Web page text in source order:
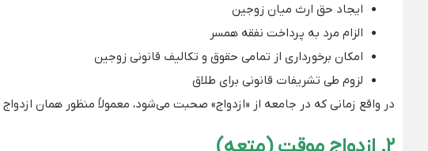
ایجاد حق ارث میان زوجین
الزام مرد به پرداخت نفقه همسر
امکان برخورداری از تمامی حقوق و تکالیف قانونی زوجین
لزوم طی تشریفات قانونی برای طلاق
در واقع زمانی که در جامعه از «ازدواج» صحبت می‌شود، معمولاً منظور همان